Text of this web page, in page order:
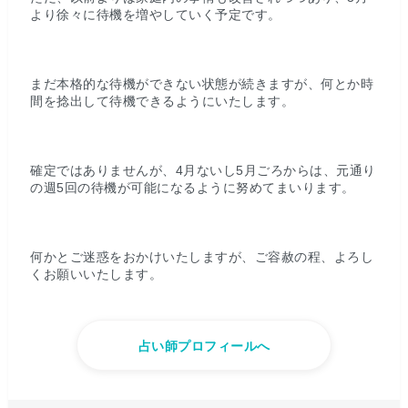
より徐々に待機を増やしていく予定です。
まだ本格的な待機ができない状態が続きますが、何とか時
間を捻出して待機できるようにいたします。
確定ではありませんが、4月ないし5月ごろからは、元通り
の週5回の待機が可能になるように努めてまいります。
何かとご迷惑をおかけいたしますが、ご容赦の程、よろし
くお願いいたします。
占い師プロフィールへ